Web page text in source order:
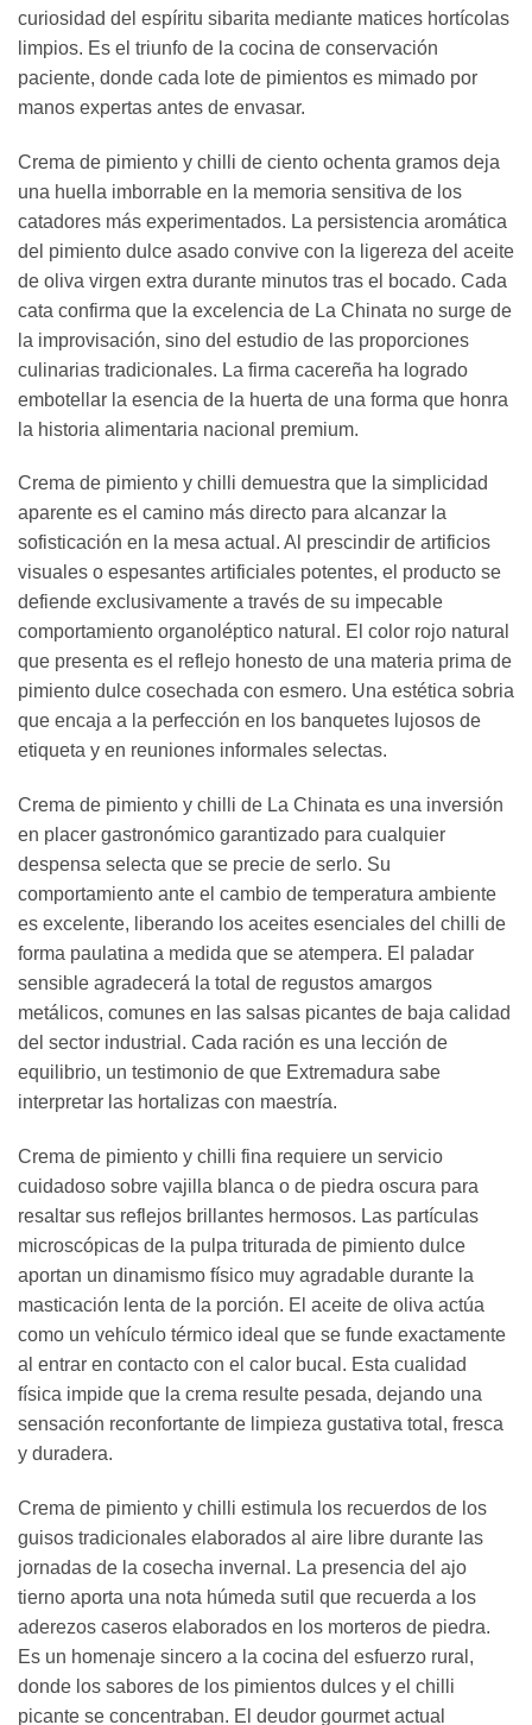
curiosidad del espíritu sibarita mediante matices hortícolas
limpios. Es el triunfo de la cocina de conservación
paciente, donde cada lote de pimientos es mimado por
manos expertas antes de envasar.
Crema de pimiento y chilli de ciento ochenta gramos deja
una huella imborrable en la memoria sensitiva de los
catadores más experimentados. La persistencia aromática
del pimiento dulce asado convive con la ligereza del aceite
de oliva virgen extra durante minutos tras el bocado. Cada
cata confirma que la excelencia de La Chinata no surge de
la improvisación, sino del estudio de las proporciones
culinarias tradicionales. La firma cacereña ha logrado
embotellar la esencia de la huerta de una forma que honra
la historia alimentaria nacional premium.
Crema de pimiento y chilli demuestra que la simplicidad
aparente es el camino más directo para alcanzar la
sofisticación en la mesa actual. Al prescindir de artificios
visuales o espesantes artificiales potentes, el producto se
defiende exclusivamente a través de su impecable
comportamiento organoléptico natural. El color rojo natural
que presenta es el reflejo honesto de una materia prima de
pimiento dulce cosechada con esmero. Una estética sobria
que encaja a la perfección en los banquetes lujosos de
etiqueta y en reuniones informales selectas.
Crema de pimiento y chilli de La Chinata es una inversión
en placer gastronómico garantizado para cualquier
despensa selecta que se precie de serlo. Su
comportamiento ante el cambio de temperatura ambiente
es excelente, liberando los aceites esenciales del chilli de
forma paulatina a medida que se atempera. El paladar
sensible agradecerá la total de regustos amargos
metálicos, comunes en las salsas picantes de baja calidad
del sector industrial. Cada ración es una lección de
equilibrio, un testimonio de que Extremadura sabe
interpretar las hortalizas con maestría.
Crema de pimiento y chilli fina requiere un servicio
cuidadoso sobre vajilla blanca o de piedra oscura para
resaltar sus reflejos brillantes hermosos. Las partículas
microscópicas de la pulpa triturada de pimiento dulce
aportan un dinamismo físico muy agradable durante la
masticación lenta de la porción. El aceite de oliva actúa
como un vehículo térmico ideal que se funde exactamente
al entrar en contacto con el calor bucal. Esta cualidad
física impide que la crema resulte pesada, dejando una
sensación reconfortante de limpieza gustativa total, fresca
y duradera.
Crema de pimiento y chilli estimula los recuerdos de los
guisos tradicionales elaborados al aire libre durante las
jornadas de la cosecha invernal. La presencia del ajo
tierno aporta una nota húmeda sutil que recuerda a los
aderezos caseros elaborados en los morteros de piedra.
Es un homenaje sincero a la cocina del esfuerzo rural,
donde los sabores de los pimientos dulces y el chilli
picante se concentraban. El deudor gourmet actual